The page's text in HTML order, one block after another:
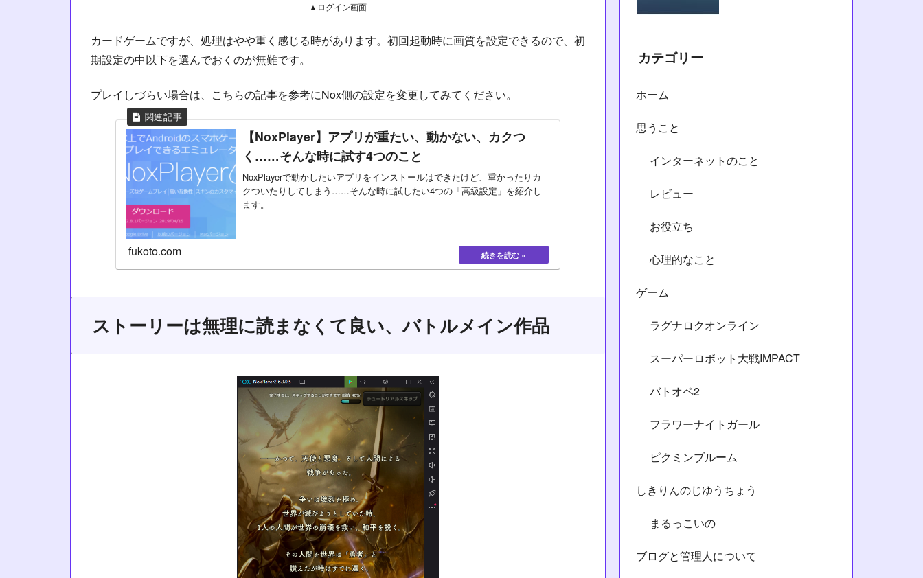
▲ログイン画面
カードゲームですが、処理はやや重く感じる時があります。初回起動時に画質を設定できるので、初
期設定の中以下を選んでおくのが無難です。
プレイしづらい場合は、こちらの記事を参考にNox側の設定を変更してみてください。
【NoxPlayer】アプリが重たい、動かない、カクつ
く……そんな時に試す4つのこと
NoxPlayerで動かしたいアプリをインストールはできたけど、重かったりカ
クついたりしてしまう……そんな時に試したい4つの「高級設定」を紹介し
ます。
fukoto.com
ストーリーは無理に読まなくて良い、バトルメイン作品
カテゴリー
ホーム
思うこと
インターネットのこと
レビュー
お役立ち
心理的なこと
ゲーム
ラグナロクオンライン
スーパーロボット大戦IMPACT
バトオペ2
フラワーナイトガール
ピクミンブルーム
しきりんのじゆうちょう
まるっこいの
ブログと管理人について